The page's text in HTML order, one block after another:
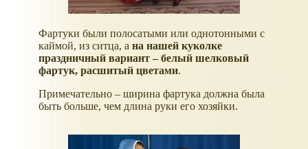
Фартуки были полосатыми или однотонными с
каймой, из ситца, а на нашей куколке
праздничный вариант – белый шелковый
фартук, расшитый цветами.
Примечательно – ширина фартука должна была
быть больше, чем длина руки его хозяйки.